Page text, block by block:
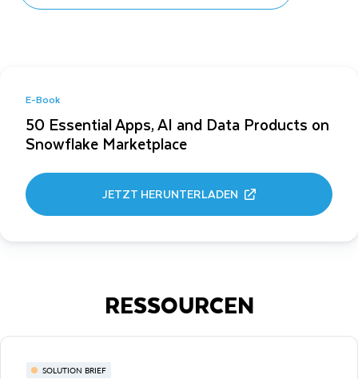
E-Book
50 Essential Apps, AI and Data Products on
Snowflake Marketplace
JETZT HERUNTERLADEN
RESSOURCEN
SOLUTION BRIEF